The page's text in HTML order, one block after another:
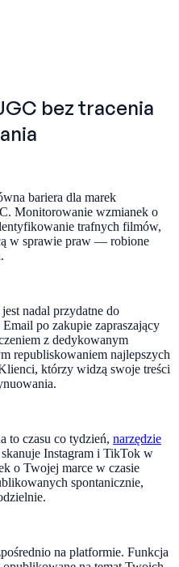
bez tracenia
bariera dla marek
Monitorowanie wzmianek o
trafnych filmów,
w sprawie praw — robione
nadal przydatne do
po zakupie zapraszający
z dedykowanym
republiskowaniem najlepszych
którzy widzą swoje treści
to czasu co tydzień, narzędzie
Instagram i TikTok w
o Twojej marce w czasie
spontanicznie,
na platformie. Funkcja